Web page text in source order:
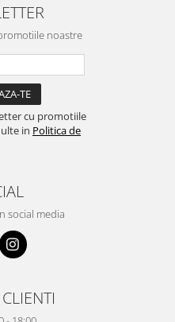
noastre
cu promotiile
in Politica de
social media